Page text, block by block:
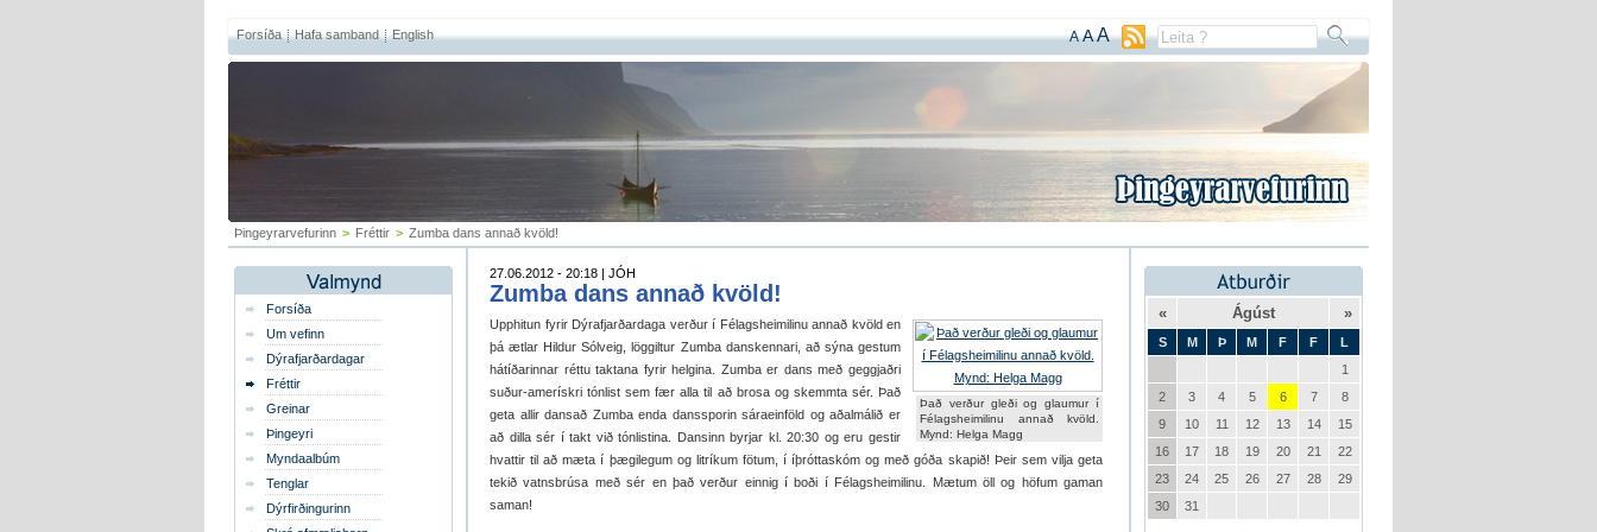
Forsíða Hafa samband English A AA
Þingeyrarvefurinn > Fréttir > Zumba dans annað kvöld!
Forsíða
Um vefinn
Dýrafjarðardagar
Fréttir
Greinar
Þingeyri
Myndaalbúm
Tenglar
Dýrfirðingurinn
27.06.2012 - 20:18 | JÓH
Zumba dans annað kvöld!
Það verður gleði og glaumur í
Félagsheimilinu annað kvöld.
Mynd: Helga Magg
Upphitun fyrir Dýrafjarðardaga verður í Félagsheimilinu annað kvöld en
þá ætlar Hildur Sólveig, löggiltur Zumba danskennari, að sýna gestum
hátíðarinnar réttu taktana fyrir helgina. Zumba er dans með geggjaðri
suður-amerískri tónlist sem fær alla til að brosa og skemmta sér. Það
geta allir dansað Zumba enda danssporin sáraeinföld og aðalmálið er
að dilla sér í takt við tónlistina. Dansinn byrjar kl. 20:30 og eru gestir
hvattir til að mæta í þægilegum og litríkum fötum, í íþróttaskóm og með góða skapið! Þeir sem vilja geta
tekið vatnsbrúsa með sér en það verður einnig í boði í Félagsheimilinu. Mætum öll og höfum gaman
saman!
« Ágúst »
S M Þ M F F
L
1
2
3 4 5 6 7
8
9
10 11 12 13 14
15
16
17 18 19 20 21
22
23
24 25 26 27 28
29
30
31